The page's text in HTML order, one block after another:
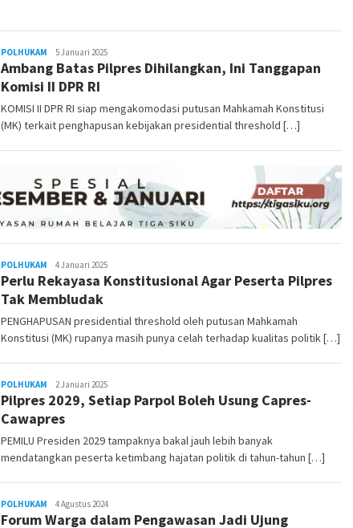
POLHUKAM REDAKSI
RAMBUKOTA
5 Januari 2025
Ambang Batas Pilpres Dihilangkan, Ini Tanggapan
Komisi II DPR RI
KOMISI II DPR RI siap mengakomodasi putusan Mahkamah Konstitusi
(MK) terkait penghapusan kebijakan presidential threshold […]
POLHUKAM REDAKSI
RAMBUKOTA
4 Januari 2025
Perlu Rekayasa Konstitusional Agar Peserta Pilpres
Tak Membludak
PENGHAPUSAN presidential threshold oleh putusan Mahkamah
Konstitusi (MK) rupanya masih punya celah terhadap kualitas politik […]
POLHUKAM REDAKSI
RAMBUKOTA
2 Januari 2025
Pilpres 2029, Setiap Parpol Boleh Usung Capres-
Cawapres
PEMILU Presiden 2029 tampaknya bakal jauh lebih banyak
mendatangkan peserta ketimbang hajatan politik di tahun-tahun […]
POLHUKAM REDAKSI
RAMBUKOTA
4 Agustus 2024
Forum Warga dalam Pengawasan Jadi Ujung